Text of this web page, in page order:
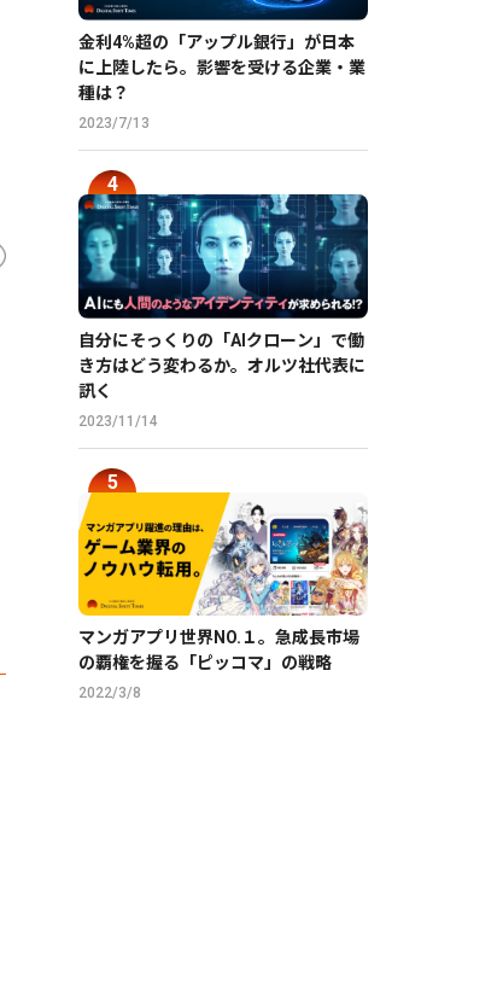
金利4%超の「アップル銀行」が日本
に上陸したら。影響を受ける企業・業
種は？
2023/7/13
自分にそっくりの「AIクローン」で働
き方はどう変わるか。オルツ社代表に
訊く
2023/11/14
マンガアプリ世界NO.１。急成長市場
の覇権を握る「ピッコマ」の戦略
2022/3/8